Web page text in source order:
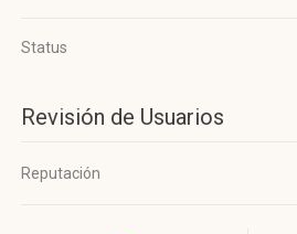
Status
Revisión de Usuarios
Reputación